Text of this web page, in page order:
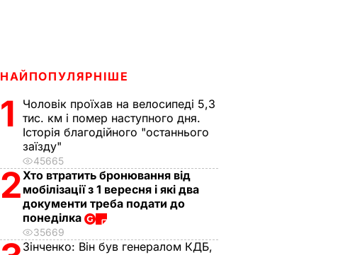
НАЙПОПУЛЯРНІШЕ
1
Чоловік проїхав на велосипеді 5,3
тис. км і помер наступного дня.
Історія благодійного "останнього
заїзду"
45665
2Хто втратить бронювання від
мобілізації з 1 вересня і які два
документи треба подати до
понеділка
35669
Зінченко: Він був генералом КДБ,